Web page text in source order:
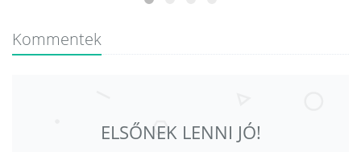
Kommentek
ELSŐNEK LENNI JÓ!